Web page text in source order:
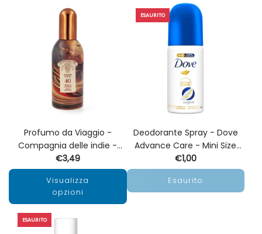
Profumo da Viaggio -
Compagnia delle indie -
Varie Fragranze - 100ml
€3,49
Visualizza
opzioni
ESAURITO
Deodorante Spray - Dove
Advance Care - Mini Size
35ml
€1,00
Esaurito
ESAURITO